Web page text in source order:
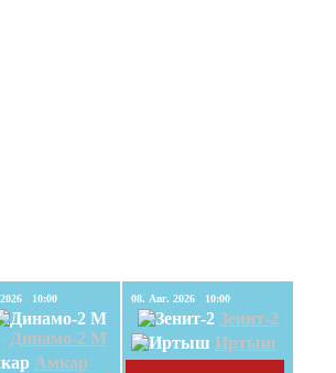
08. Авг. 2026 10:00
Динамо-2 М
Амкар
08. Авг. 2026 10:00
Зенит-2
Иртыш